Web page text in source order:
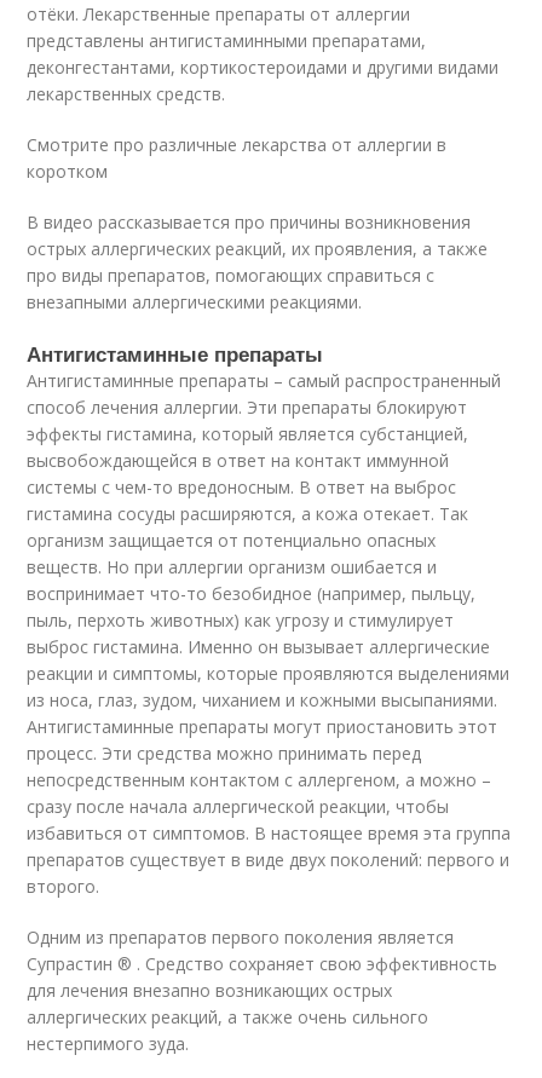
отёки. Лекарственные препараты от аллергии
представлены антигистаминными препаратами,
деконгестантами, кортикостероидами и другими видами
лекарственных средств.
Смотрите про различные лекарства от аллергии в
коротком
В видео рассказывается про причины возникновения
острых аллергических реакций, их проявления, а также
про виды препаратов, помогающих справиться с
внезапными аллергическими реакциями.
Антигистаминные препараты
Антигистаминные препараты – самый распространенный
способ лечения аллергии. Эти препараты блокируют
эффекты гистамина, который является субстанцией,
высвобождающейся в ответ на контакт иммунной
системы с чем-то вредоносным. В ответ на выброс
гистамина сосуды расширяются, а кожа отекает. Так
организм защищается от потенциально опасных
веществ. Но при аллергии организм ошибается и
воспринимает что-то безобидное (например, пыльцу,
пыль, перхоть животных) как угрозу и стимулирует
выброс гистамина. Именно он вызывает аллергические
реакции и симптомы, которые проявляются выделениями
из носа, глаз, зудом, чиханием и кожными высыпаниями.
Антигистаминные препараты могут приостановить этот
процесс. Эти средства можно принимать перед
непосредственным контактом с аллергеном, а можно –
сразу после начала аллергической реакции, чтобы
избавиться от симптомов. В настоящее время эта группа
препаратов существует в виде двух поколений: первого и
второго.
Одним из препаратов первого поколения является
Супрастин ® . Средство сохраняет свою эффективность
для лечения внезапно возникающих острых
аллергических реакций, а также очень сильного
нестерпимого зуда.